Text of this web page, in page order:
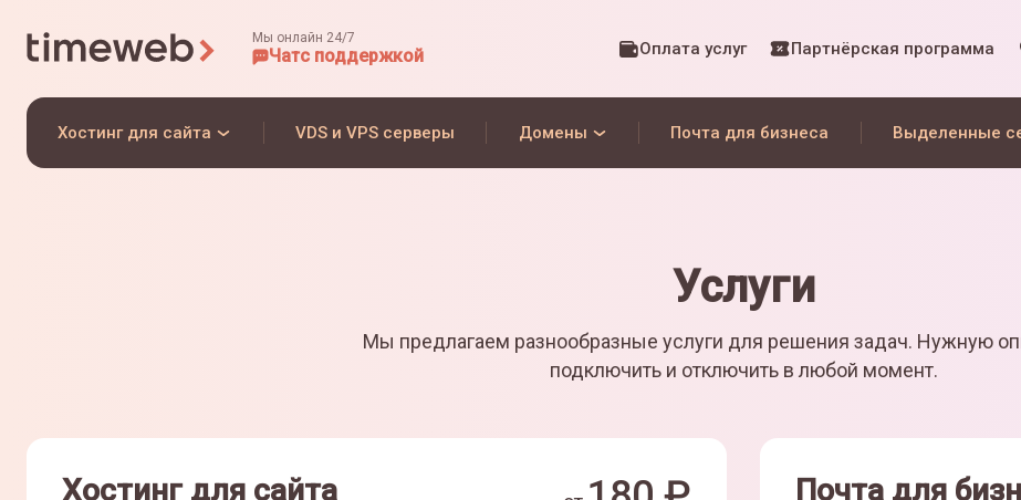
Мы онлайн 24/7
Чатс поддержкой Оплата услуг Партнёрская программа
Хостинг для сайта VDS и VPS серверы Домены Почта для бизнеса Выделенные
Услуги
Мы предлагаем разнообразные услуги для решения задач. Нужную
подключить и отключить в любой момент.
Хостинг для сайта Почта для